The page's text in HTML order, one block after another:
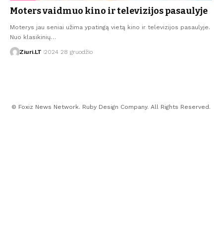
Moters vaidmuo kino ir televizijos pasaulyje
Moterys jau seniai užima ypatingą vietą kino ir televizijos pasaulyje.
Nuo klasikinių…
Ziuri.LT 2024 28 gruodžio
© Foxiz News Network. Ruby Design Company. All Rights Reserved.